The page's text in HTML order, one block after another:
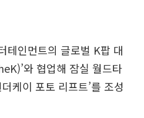
테인먼트의 글로벌 K팝 대
와 협업해 잠실 월드타
케이 포토 리프트’를 조성